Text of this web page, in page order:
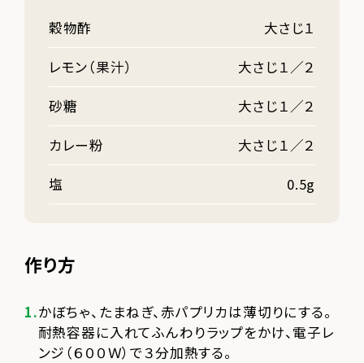
穀物酢
大さじ１
レモン（果汁）
大さじ１／２
砂糖
大さじ１／２
カレー粉
大さじ１／２
塩
0.5g
作り方
かぼちゃ、たまねぎ、赤パプリカは薄切りにする。
耐熱容器に入れてふんわりラップをかけ、電子レ
ンジ（６００Ｗ）で３分加熱する。